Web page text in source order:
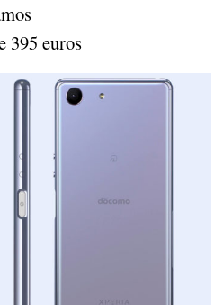
395 euros